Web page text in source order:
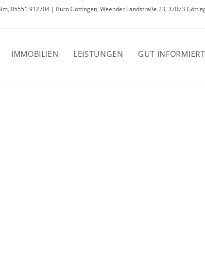
05551 912704 | Büro Göttingen, Weender Landstraße 23, 37073
IMMOBILIEN LEISTUNGEN GUT INFORMIERT